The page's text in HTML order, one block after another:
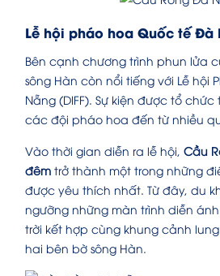
Lễ hội pháo hoa Quốc tế Đà
Bên cạnh chương trình phun lửa
sông Hàn còn nổi tiếng với Lễ hội
Nẵng (DIFF). Sự kiện được tổ
các đội pháo hoa đến từ nhiều
Vào thời gian diễn ra lễ hội, Cầu
đêm trở thành một trong những
được yêu thích nhất. Từ đây, du
ngưỡng những màn trình diễn
trời kết hợp cùng khung cảnh
hai bên bờ sông Hàn.